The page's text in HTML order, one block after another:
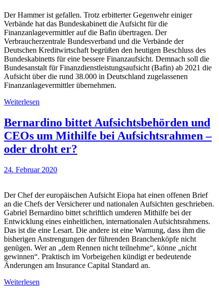
Der Hammer ist gefallen. Trotz erbitterter Gegenwehr einiger
Verbände hat das Bundeskabinett die Aufsicht für die
Finanzanlagevermittler auf die Bafin übertragen. Der
Verbraucherzentrale Bundesverband und die Verbände der
Deutschen Kreditwirtschaft begrüßen den heutigen Beschluss des
Bundeskabinetts für eine bessere Finanzaufsicht. Demnach soll die
Bundesanstalt für Finanzdienstleistungsaufsicht (Bafin) ab 2021 die
Aufsicht über die rund 38.000 in Deutschland zugelassenen
Finanzanlagevermittler übernehmen.
Weiterlesen
Bernardino bittet Aufsichtsbehörden und
CEOs um Mithilfe bei Aufsichtsrahmen –
oder droht er?
24. Februar 2020
Der Chef der europäischen Aufsicht Eiopa hat einen offenen Brief
an die Chefs der Versicherer und nationalen Aufsichten geschrieben.
Gabriel Bernardino bittet schriftlich umderen Mithilfe bei der
Entwicklung eines einheitlichen, internationalen Aufsichtsrahmens.
Das ist die eine Lesart. Die andere ist eine Warnung, dass ihm die
bisherigen Anstrengungen der führenden Branchenköpfe nicht
genügen. Wer an „dem Rennen nicht teilnehme“, könne „nicht
gewinnen“. Praktisch im Vorbeigehen kündigt er bedeutende
Änderungen am Insurance Capital Standard an.
Weiterlesen